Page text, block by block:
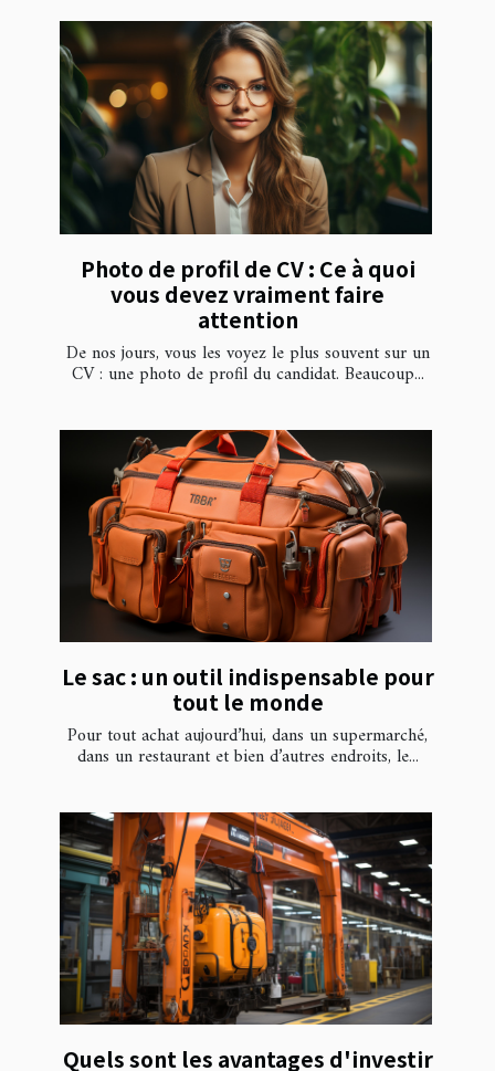
Photo de profil de CV : Ce à quoi
vous devez vraiment faire
attention
De nos jours, vous les voyez le plus souvent sur un
CV : une photo de profil du candidat. Beaucoup...
Le sac : un outil indispensable pour
tout le monde
Pour tout achat aujourd’hui, dans un supermarché,
dans un restaurant et bien d’autres endroits, le...
Quels sont les avantages d'investir